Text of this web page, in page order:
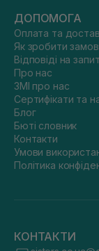
ДОПОМОГА
Оплата та
Як зробити
Відповіді на
Про нас
ЗМІ про нас
Сертифікати та
Блог
Бюті словник
Контакти
Умови
Політика
КОНТАКТИ